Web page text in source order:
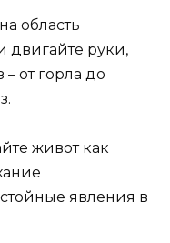
область
двигайте руки,
от горла до
живот как
явления в